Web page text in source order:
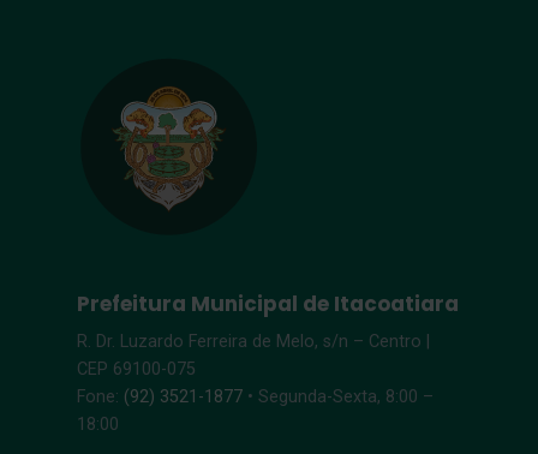
Prefeitura Municipal de Itacoatiara
R. Dr. Luzardo Ferreira de Melo, s/n – Centro |
CEP 69100-075
Fone: (92) 3521-1877 • Segunda-Sexta, 8:00 –
18:00